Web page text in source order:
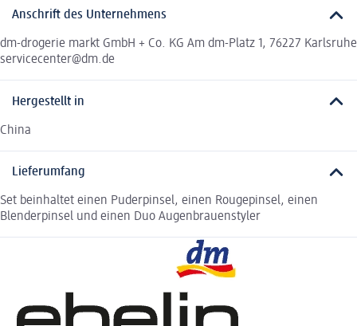
Anschrift des Unternehmens
dm-drogerie markt GmbH + Co. KG Am dm-Platz 1, 76227 Karlsruhe
servicecenter@dm.de
Hergestellt in
China
Lieferumfang
Set beinhaltet einen Puderpinsel, einen Rougepinsel, einen
Blenderpinsel und einen Duo Augenbrauenstyler